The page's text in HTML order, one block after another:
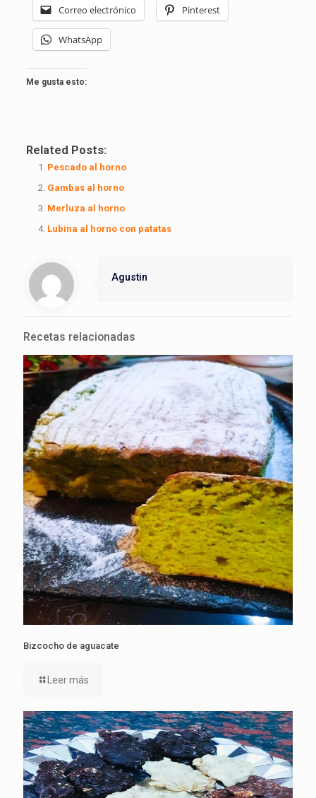
Correo electrónico Pinterest
WhatsApp
Me gusta esto:
Related Posts:
Pescado al horno
Gambas al horno
Merluza al horno
Lubina al horno con patatas
Agustin
Recetas relacionadas
Bizcocho de aguacate
Leer más